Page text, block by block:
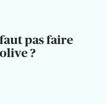
pas faire
?